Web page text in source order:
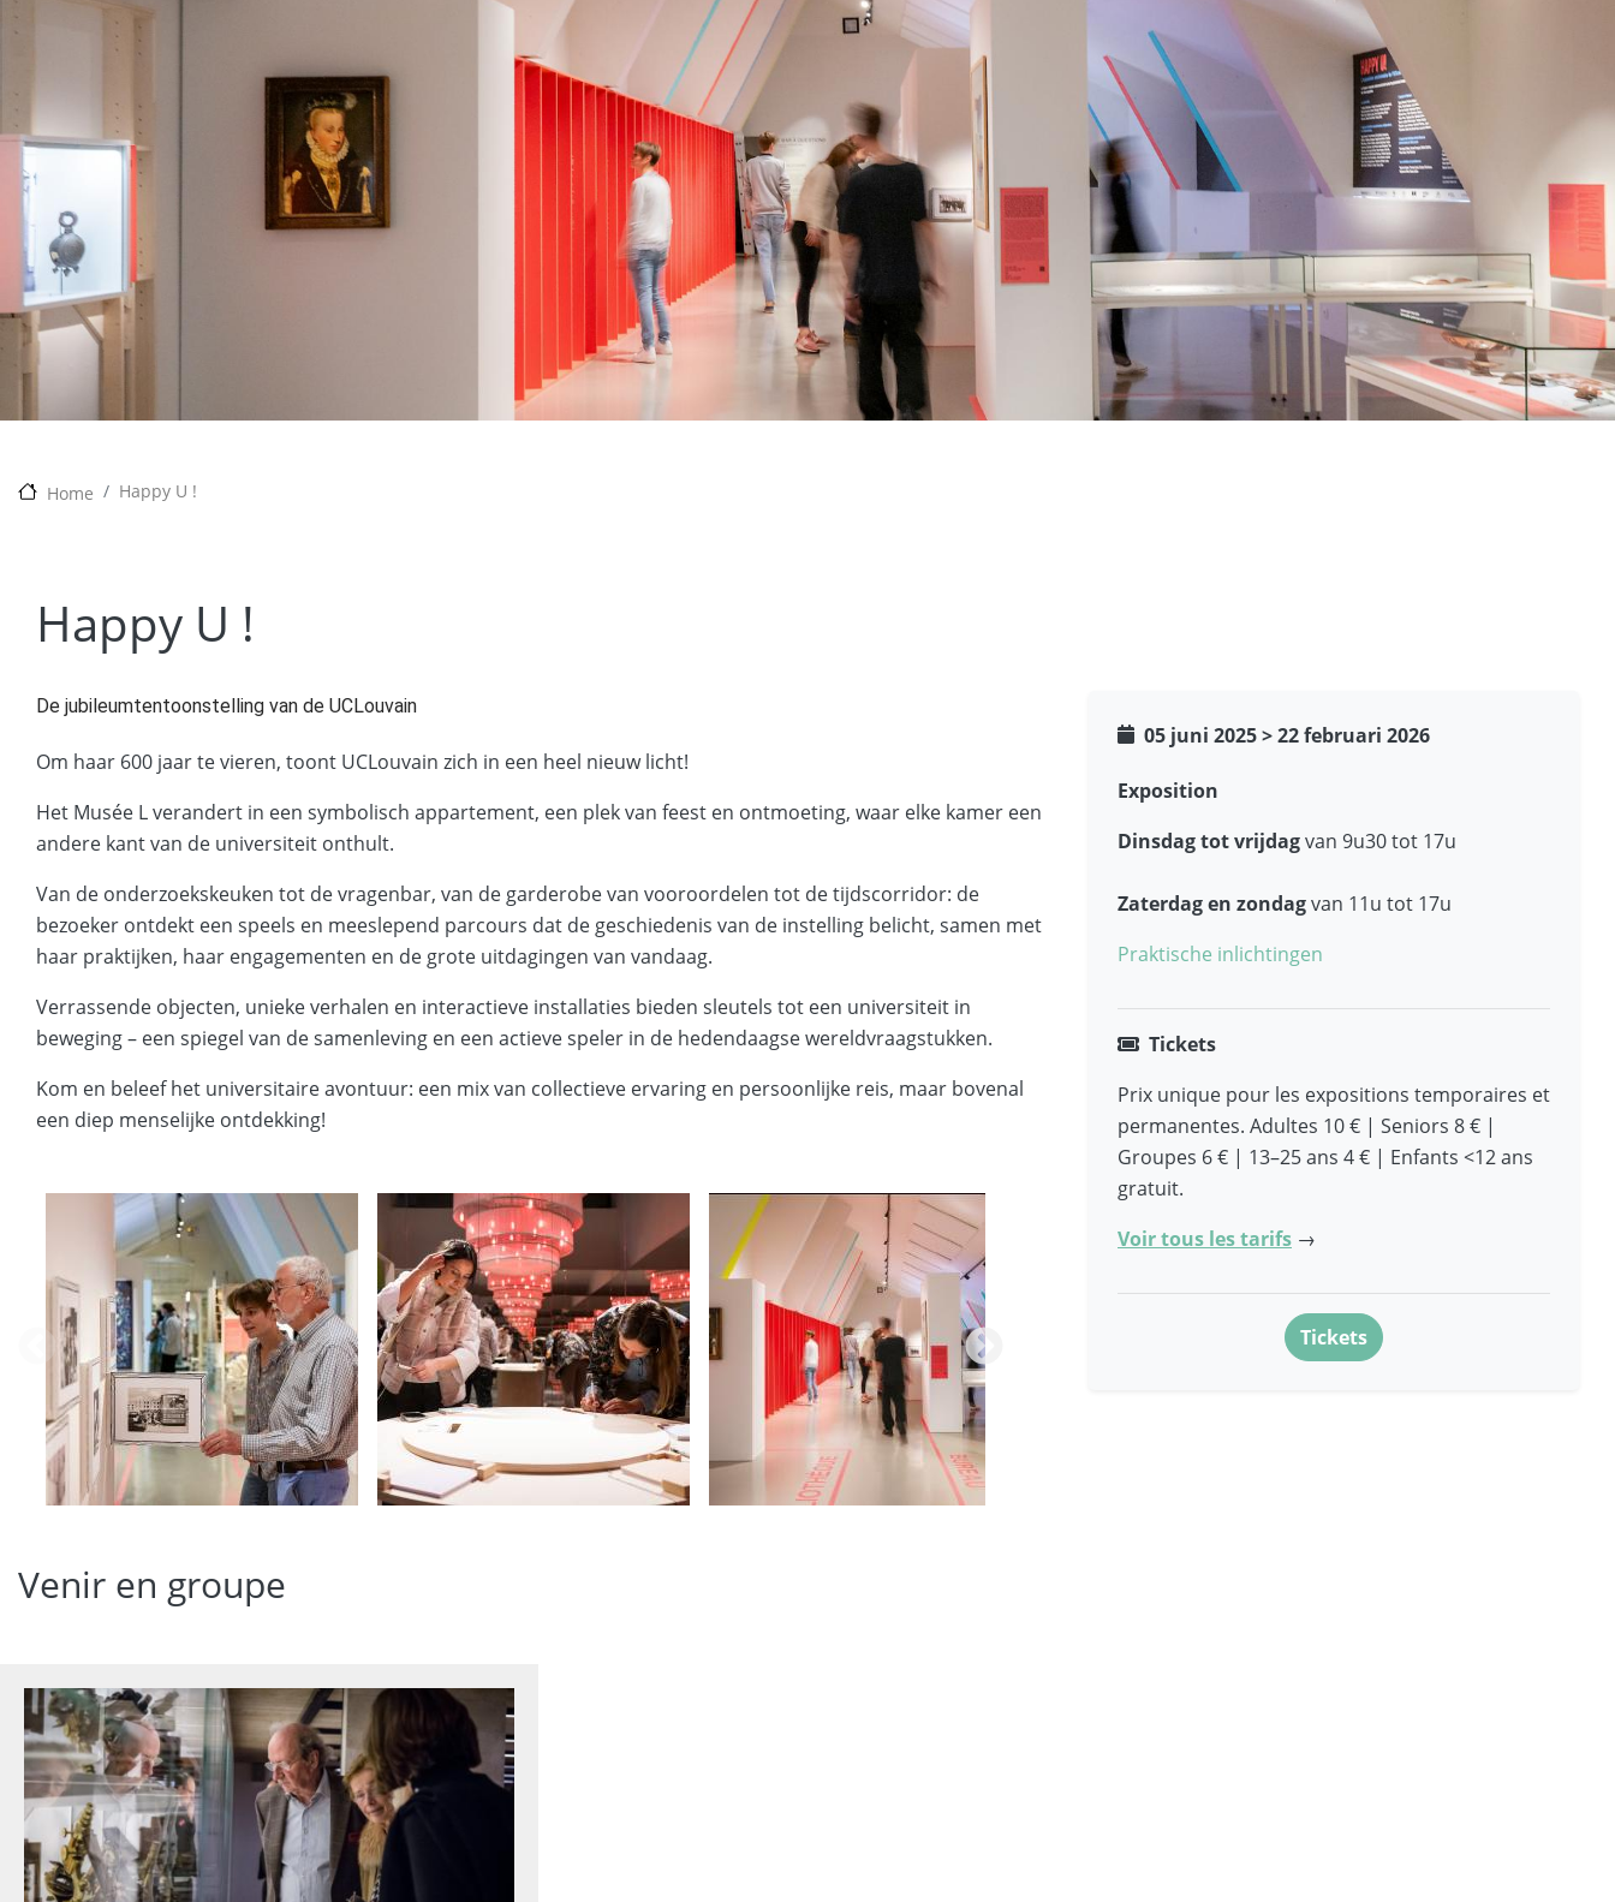
Home Happy U !
Happy U !
De jubileumtentoonstelling van de UCLouvain
Om haar 600 jaar te vieren, toont UCLouvain zich in een heel nieuw licht!
Het Musée L verandert in een symbolisch appartement, een plek van feest en ontmoeting, waar elke kamer een
andere kant van de universiteit onthult.
Van de onderzoekskeuken tot de vragenbar, van de garderobe van vooroordelen tot de tijdscorridor: de
bezoeker ontdekt een speels en meeslepend parcours dat de geschiedenis van de instelling belicht, samen met
haar praktijken, haar engagementen en de grote uitdagingen van vandaag.
Verrassende objecten, unieke verhalen en interactieve installaties bieden sleutels tot een universiteit in
beweging – een spiegel van de samenleving en een actieve speler in de hedendaagse wereldvraagstukken.
Kom en beleef het universitaire avontuur: een mix van collectieve ervaring en persoonlijke reis, maar bovenal
een diep menselijke ontdekking!
Happy
U
05 juni 2025>22 februari 2026
Exposition
Dinsdag tot vrijdagvan 9u30 tot 17u
Zaterdag en zondagvan 11u tot 17u
Praktische inlichtingen
Tickets
Prix unique pour les expositions temporaires et
permanentes. Adultes 10 € | Seniors 8 € |
Groupes 6 € | 13–25 ans 4 € | Enfants <12 ans
gratuit.
Voir tous les tarifs →
Tickets
Venir en groupe